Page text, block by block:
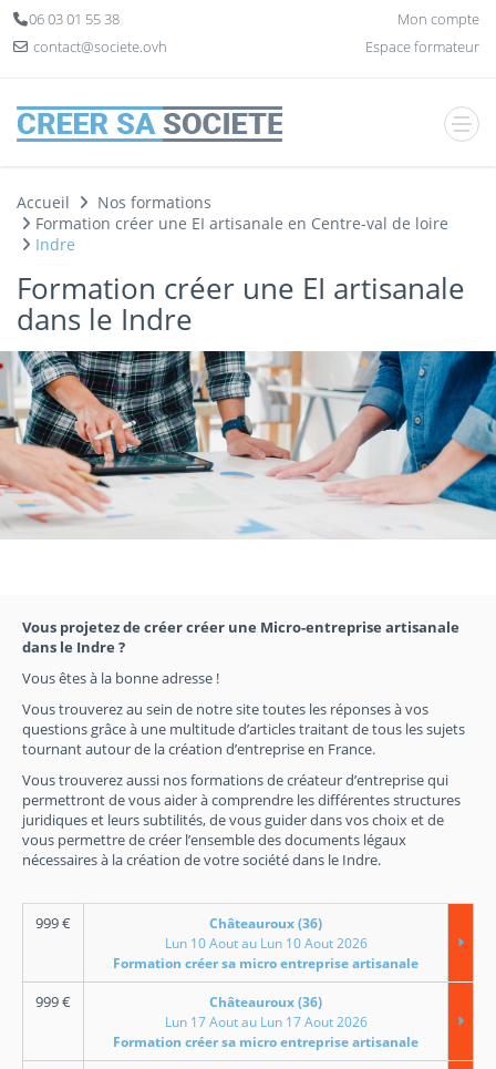
06 03 01 55 38
contact@societe.ovh
Mon compte
Espace formateur
Accueil
Nos formations
Formation créer une EI artisanale en Centre-val de loire
Indre
Formation créer une EI artisanale
dans le Indre
Vous projetez de créer créer une Micro-entreprise artisanale
dans le Indre ?
Vous êtes à la bonne adresse !
Vous trouverez au sein de notre site toutes les réponses à vos
questions grâce à une multitude d’articles traitant de tous les sujets
tournant autour de la création d’entreprise en France.
Vous trouverez aussi nos formations de créateur d’entreprise qui
permettront de vous aider à comprendre les différentes structures
juridiques et leurs subtilités, de vous guider dans vos choix et de
vous permettre de créer l’ensemble des documents légaux
nécessaires à la création de votre société dans le Indre.
999€
Châteauroux (36)
Lun 10 Aout au Lun 10 Aout 2026
Formation créer sa micro entreprise artisanale
999€
Châteauroux (36)
Lun 17 Aout au Lun 17 Aout 2026
Formation créer sa micro entreprise artisanale
Panneau de gestion des cookies